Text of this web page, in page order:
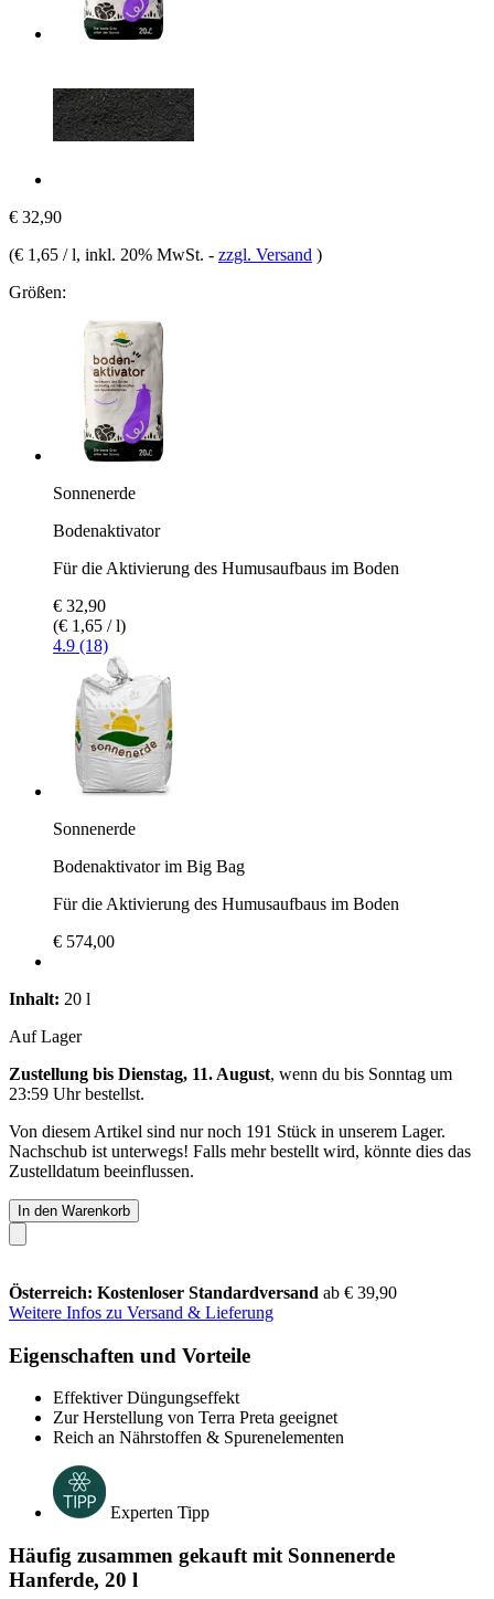
€ 32,90
(€ 1,65 / l, inkl. 20% MwSt. - zzgl. Versand )
Größen:
Sonnenerde
Bodenaktivator
Für die Aktivierung des Humusaufbaus im Boden
€ 32,90
(€ 1,65 / l)
4.9 (18)
Sonnenerde
Bodenaktivator im Big Bag
Für die Aktivierung des Humusaufbaus im Boden
€ 574,00
Inhalt: 20 l
Auf Lager
Zustellung bis Dienstag, 11. August, wenn du bis Sonntag um
23:59 Uhrbestellst.
Von diesem Artikel sind nur noch 191 Stück in unserem Lager.
Nachschub ist unterwegs! Falls mehr bestellt wird, könnte dies das
Zustelldatum beeinflussen.
In den Warenkorb
Österreich: Kostenloser Standardversand ab € 39,90
Weitere Infos zu Versand & Lieferung
Eigenschaften und Vorteile
Effektiver Düngungseffekt
Zur Herstellung von Terra Preta geeignet
Reich an Nährstoffen & Spurenelementen
Experten Tipp
Häufig zusammen gekauft mit Sonnenerde
Hanferde, 20 l